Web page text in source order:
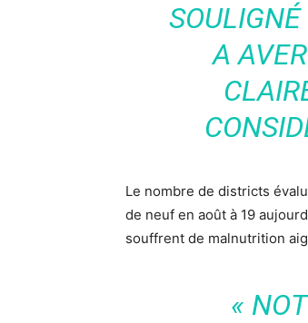
A
Le nombre de districts
de neuf en août à 19
souffrent de malnutrition
«